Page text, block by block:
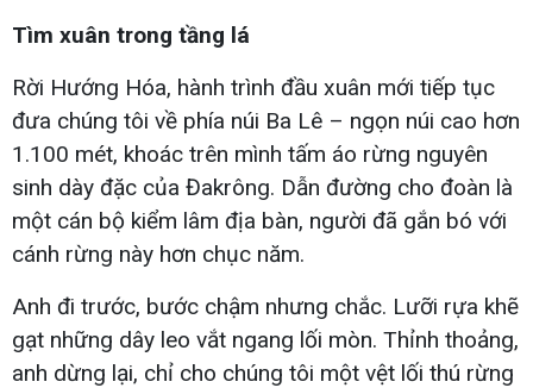
Tìm xuân trong tầng lá
Rời Hướng Hóa, hành trình đầu xuân mới tiếp tục
đưa chúng tôi về phía núi Ba Lê – ngọn núi cao hơn
1.100 mét, khoác trên mình tấm áo rừng nguyên
sinh dày đặc của Đakrông. Dẫn đường cho đoàn là
một cán bộ kiểm lâm địa bàn, người đã gắn bó với
cánh rừng này hơn chục năm.
Anh đi trước, bước chậm nhưng chắc. Lưỡi rựa khẽ
gạt những dây leo vắt ngang lối mòn. Thỉnh thoảng,
anh dừng lại, chỉ cho chúng tôi một vệt lối thú rừng